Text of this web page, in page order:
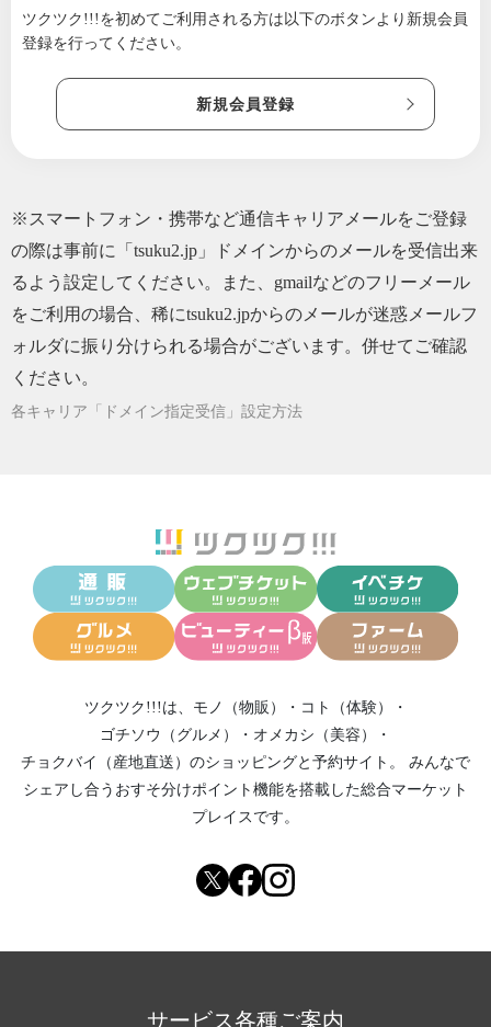
ツクツク!!!を初めてご利用される方は 以下のボタンより新規会員
登録を行ってください。
新規会員登録
※スマートフォン・携帯など通信キャリアメールをご登録
の際は事前に「tsuku2.jp」ドメインからのメールを受信出来
るよう設定してください。また、gmailなどのフリーメール
をご利用の場合、稀にtsuku2.jpからのメールが迷惑メールフ
ォルダに振り分けられる場合がございます。併せてご確認
ください。
各キャリア「ドメイン指定受信」設定方法
ツクツク!!!は、 モノ（物販） ・ コト（体験）
・
ゴチソウ（グルメ）
・ オメカシ（美容）
・
チョクバイ（産地直送） のショッピングと予約サイト。
みんなで
シェアし合う おすそ分けポイント機能を搭載した総合マーケット
プレイスです。
サービス各種ご案内